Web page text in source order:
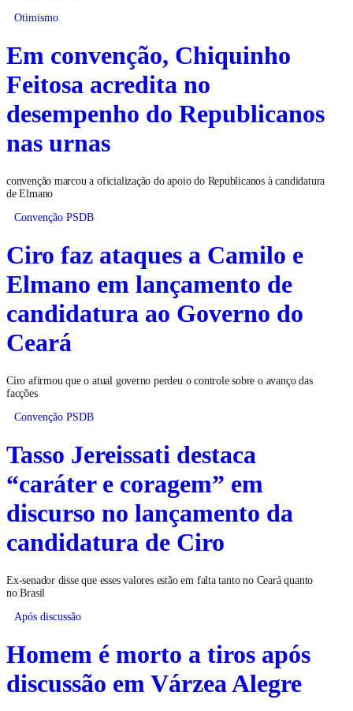
Otimismo
Em convenção, Chiquinho
Feitosa acredita no
desempenho do Republicanos
nas urnas
convenção marcou a oficialização do apoio do Republicanos à candidatura
de Elmano
Convenção PSDB
Ciro faz ataques a Camilo e
Elmano em lançamento de
candidatura ao Governo do
Ceará
Ciro afirmou que o atual governo perdeu o controle sobre o avanço das
facções
Convenção PSDB
Tasso Jereissati destaca
“caráter e coragem” em
discurso no lançamento da
candidatura de Ciro
Ex-senador disse que esses valores estão em falta tanto no Ceará quanto
no Brasil
Após discussão
Homem é morto a tiros após
discussão em Várzea Alegre